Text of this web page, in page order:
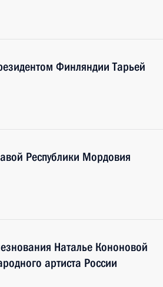
Финляндии Тарьей
Республики Мордовия
Наталье Кононовой
артиста России